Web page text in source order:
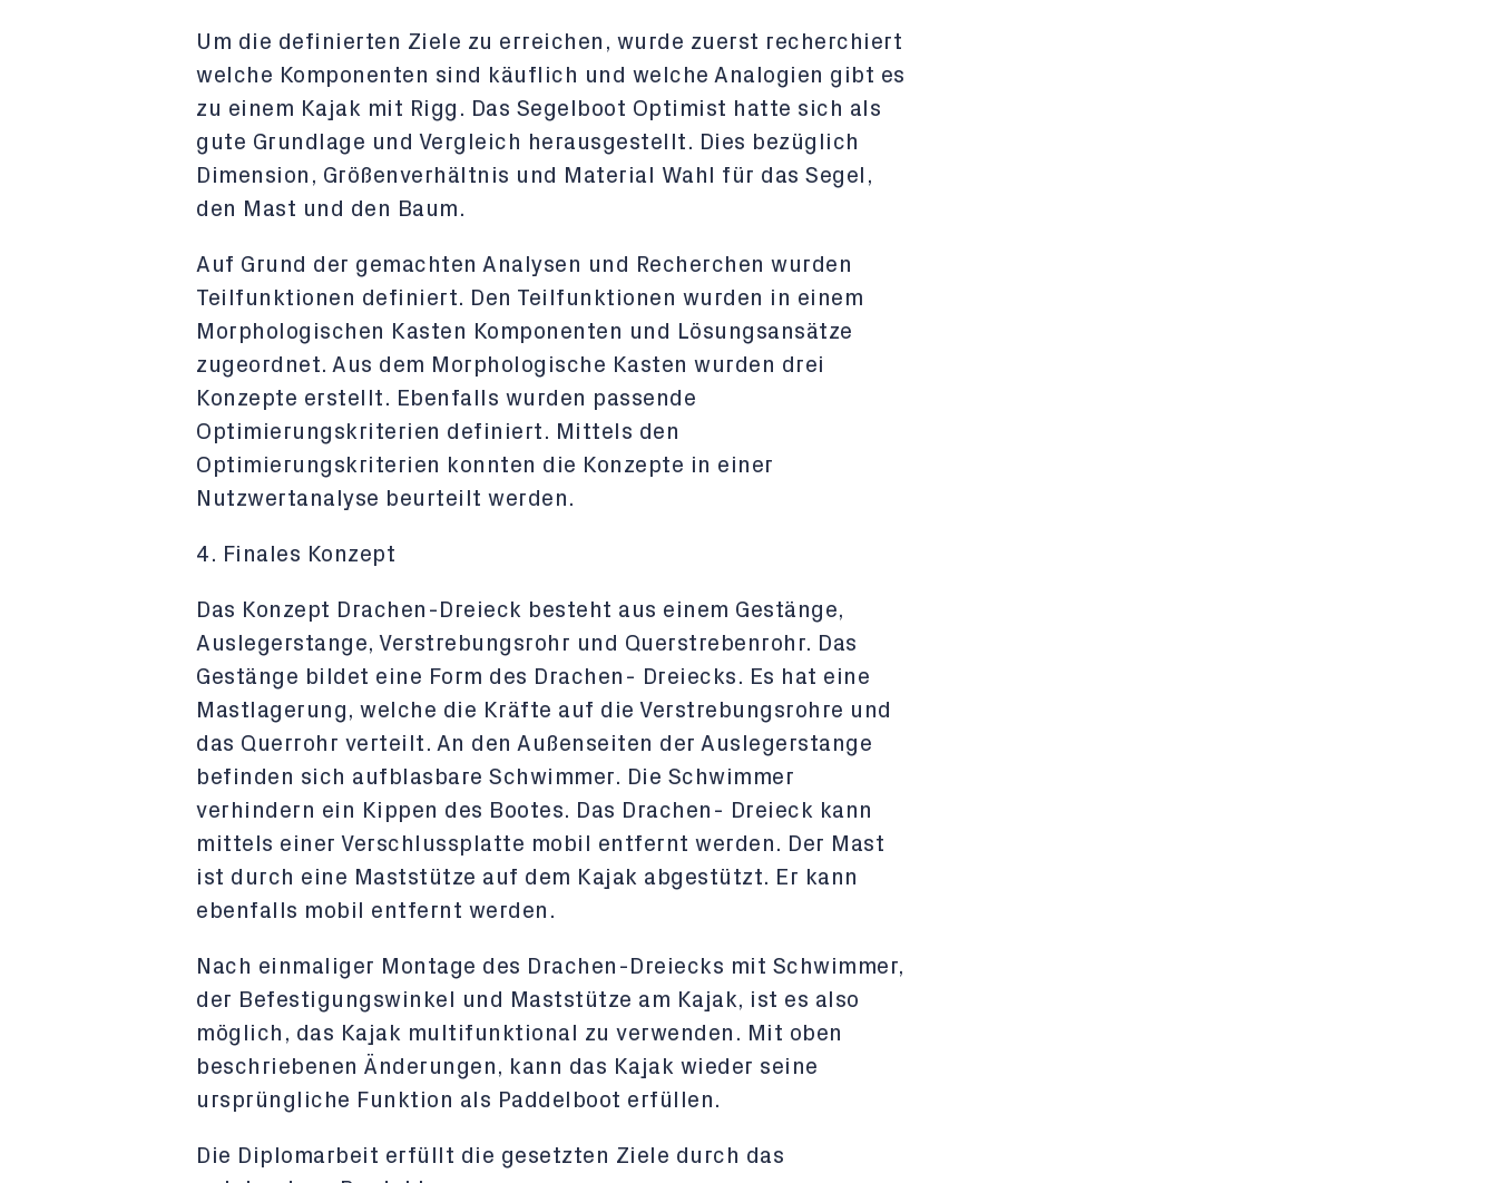
Um die definierten Ziele zu erreichen, wurde zuerst recherchiert
welche Komponenten sind käuflich und welche Analogien gibt es
zu einem Kajak mit Rigg. Das Segelboot Optimist hatte sich als
gute Grundlage und Vergleich herausgestellt. Dies bezüglich
Dimension, Größenverhältnis und Material Wahl für das Segel,
den Mast und den Baum.
Auf Grund der gemachten Analysen und Recherchen wurden
Teilfunktionen definiert. Den Teilfunktionen wurden in einem
Morphologischen Kasten Komponenten und Lösungsansätze
zugeordnet. Aus dem Morphologische Kasten wurden drei
Konzepte erstellt. Ebenfalls wurden passende
Optimierungskriterien definiert. Mittels den
Optimierungskriterien konnten die Konzepte in einer
Nutzwertanalyse beurteilt werden.
4. Finales Konzept
Das Konzept Drachen-Dreieck besteht aus einem Gestänge,
Auslegerstange, Verstrebungsrohr und Querstrebenrohr. Das
Gestänge bildet eine Form des Drachen- Dreiecks. Es hat eine
Mastlagerung, welche die Kräfte auf die Verstrebungsrohre und
das Querrohr verteilt. An den Außenseiten der Auslegerstange
befinden sich aufblasbare Schwimmer. Die Schwimmer
verhindern ein Kippen des Bootes. Das Drachen- Dreieck kann
mittels einer Verschlussplatte mobil entfernt werden. Der Mast
ist durch eine Maststütze auf dem Kajak abgestützt. Er kann
ebenfalls mobil entfernt werden.
Nach einmaliger Montage des Drachen-Dreiecks mit Schwimmer,
der Befestigungswinkel und Maststütze am Kajak, ist es also
möglich, das Kajak multifunktional zu verwenden. Mit oben
beschriebenen Änderungen, kann das Kajak wieder seine
ursprüngliche Funktion als Paddelboot erfüllen.
Die Diplomarbeit erfüllt die gesetzten Ziele durch das